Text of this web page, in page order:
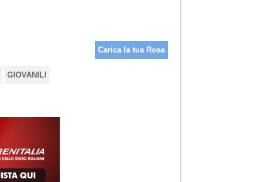
Carica la tua Rosa
GIOVANILI